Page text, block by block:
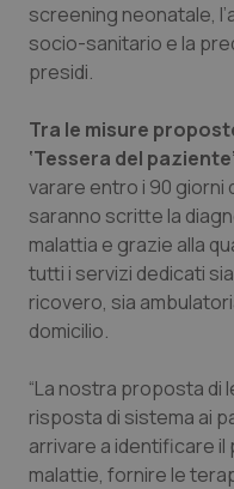
Quotidiano
Rene &
Salute orale &
Sangue &
Tiroide
Tumore al seno
Tumore ovarico
screening neonatale,
socio-sanitario e la
presidi.
Tra le misure
‘Tessera del paziente’
varare entro i 90 giorni
saranno scritte la
malattia e grazie alla
tutti i servizi dedicati
ricovero, sia
domicilio.
“La nostra proposta di
risposta di sistema ai
arrivare a identificare
malattie, fornire le